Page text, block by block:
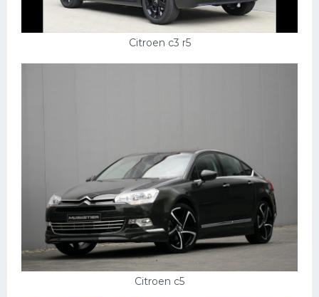
Citroen c3 r5
Citroen c5